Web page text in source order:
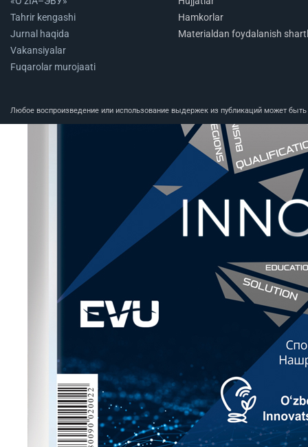
Tahrir kengashi
Jurnal haqida
Vakansiyalar
Fuqarolar murojaati
Hamkorlar
Materialdan foydalanish
Любое воспроизведение или использование выдержек из публикаций может